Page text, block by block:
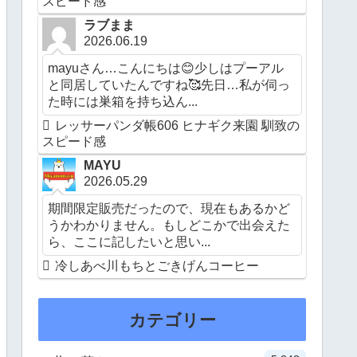
ラブまま
2026.06.19
mayuさん…こんにちは😊少しはプーアル
と同居していたんですね🥰先日…私が伺っ
た時には巣箱を持ち込ん...
レッサーパンダ帳606 ヒナギク来園 馴致の
スピード感
MAYU
2026.05.29
期間限定販売だったので、現在もあるかど
うかわかりません。もしどこかで出会えた
ら、ここに記したいと思い...
冷しあべ川もちとごきげんコーヒー
カテゴリー